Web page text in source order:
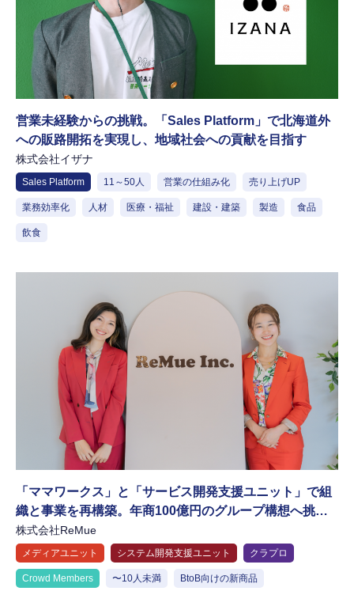
営業未経験からの挑戦。「Sales Platform」で北海道外
への販路開拓を実現し、地域社会への貢献を目指す
株式会社イザナ
Sales Platform 11～50人 営業の仕組み化 売り上げUP
業務効率化 人材 医療・福祉 建設・建築 製造 食品
飲食
「ママワークス」と「サービス開発支援ユニット」で組
織と事業を再構築。年商100億円のグループ構想へ挑む
ReMueの軌跡
株式会社ReMue
メディアユニット システム開発支援ユニット クラプロ
Crowd Members 〜10人未満 BtoB向けの新商品